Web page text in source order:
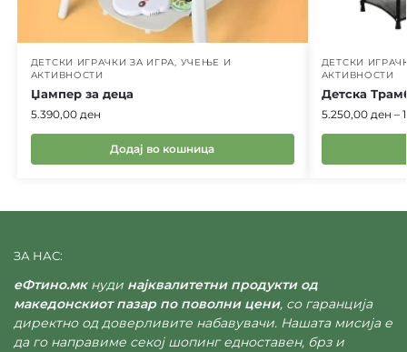
ДЕТСКИ ИГРАЧКИ ЗА ИГРА, УЧЕЊЕ И
АКТИВНОСТИ
Џампер за деца
5.390,00 ден
Додај во кошница
ДЕТСКИ
АКТИВНОСТИ
Детска
5.250,00 ден –
ЗА НАС:
еФтино.мкнуди најквалитетни продукти од
македонскиот пазар по поволни цени, со гаранција
директно од доверливите набавувачи. Нашата мисија е
да го направиме секој шопинг едноставен, брз и